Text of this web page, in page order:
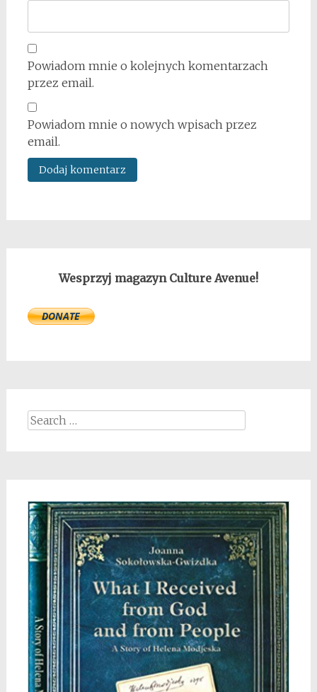
Powiadom mnie o kolejnych komentarzach
przez email.
Powiadom mnie o nowych wpisach przez
email.
Wesprzyj magazyn Culture Avenue!
Search